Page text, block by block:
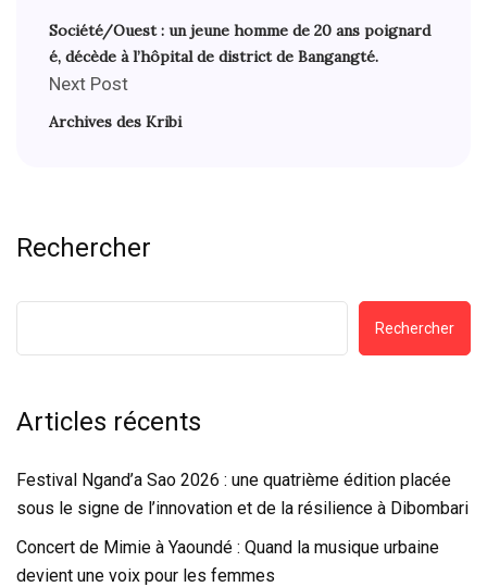
Société/Ouest : un jeune homme de 20 ans poignard
é, décède à l’hôpital de district de Bangangté.
Next Post
Archives des Kribi
Rechercher
Rechercher
Articles récents
Festival Ngand’a Sao 2026 : une quatrième édition placée
sous le signe de l’innovation et de la résilience à Dibombari
Concert de Mimie à Yaoundé : Quand la musique urbaine
devient une voix pour les femmes